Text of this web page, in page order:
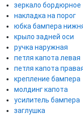
зеркало бордюрное
накладка на порог
юбка бампера
крыло задней оси
ручка наружная
петля капота левая
петля капота
крепление бампера
молдинг капота
усилитель бампера
заглушка